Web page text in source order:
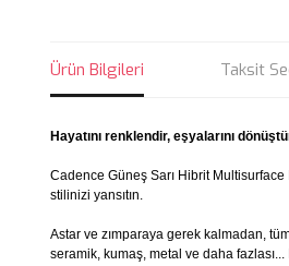
Ürün Bilgileri Taksit
Hayatını renklendir, eşyalarını
Cadence Güneş Sarı Hibrit Multisurface
stilinizi yansıtın.
Astar ve zımparaya gerek kalmadan,
seramik, kumaş, metal ve daha